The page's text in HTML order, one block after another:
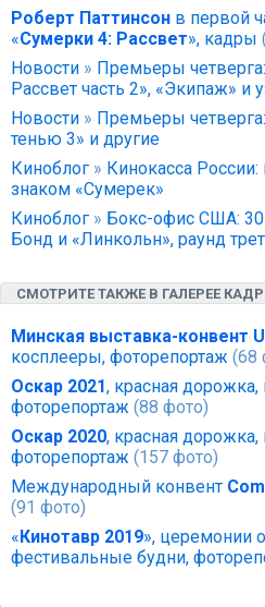
Роберт Паттинсон в первой
«Cумерки 4: Рассвет», кадры
Новости » Премьеры
Рассвет часть 2», «Экипаж» и
Новости » Премьеры
тенью 3» и другие
Киноблог » Кинокасса
знаком «Сумерек»
Киноблог » Бокс-офис США:
Бонд и «Линкольн», раунд
СМОТРИТЕ ТАКЖЕ В ГАЛЕРЕЕ
Минская выставка-конвент
косплееры, фоторепортаж (68
Оскар 2021, красная дорожка,
фоторепортаж (88 фото)
Оскар 2020, красная дорожка,
фоторепортаж (157 фото)
Международный конвент
(91 фото)
«Кинотавр 2019», церемонии
фестивальные будни,